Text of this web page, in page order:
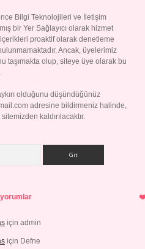
Bilgi Teknolojileri ve İletişim
bir Yer Sağlayıcı olarak hizmet
proaktif olarak denetleme
Ancak, üyelerimiz
taşımakta olup, siteye üye olarak bu
olduğunu düşündüğünüz
adresine bildirmeniz halinde,
kaldırılacaktır.
için admin
için Defne